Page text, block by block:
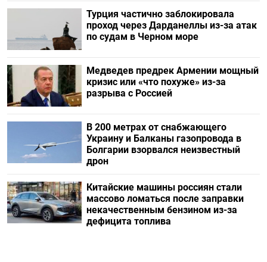
Турция частично заблокировала
проход через Дарданеллы из-за атак
по судам в Черном море
Медведев предрек Армении мощный
кризис или «что похуже» из-за
разрыва с Россией
В 200 метрах от снабжающего
Украину и Балканы газопровода в
Болгарии взорвался неизвестный
дрон
Китайские машины россиян стали
массово ломаться после заправки
некачественным бензином из-за
дефицита топлива